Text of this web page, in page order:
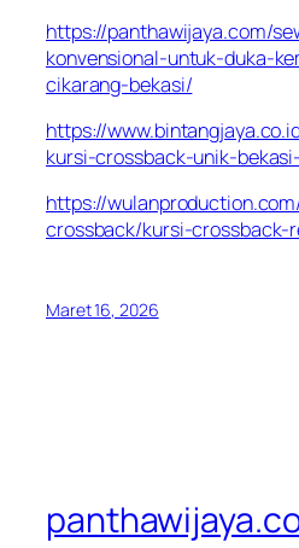
https://panthawijaya.com/
konvensional-untuk-duka-
cikarang-bekasi/
https://
kursi-crossback-unik-
https://
crossback/kursi-crossback-
Maret 16, 2026